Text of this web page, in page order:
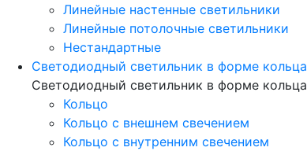
Линейные настенные светильники
Линейные потолочные светильники
Нестандартные
Светодиодный светильник в форме кольца
Светодиодный светильник в форме кольца
Кольцо
Кольцо с внешнем свечением
Кольцо с внутренним свечением